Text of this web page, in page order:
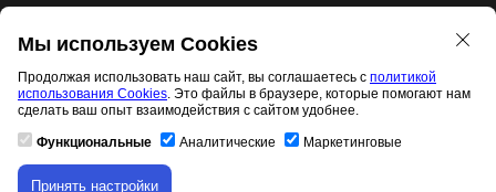
Образовательная лицензия №5257 от 09.09.2020 (Л035-
01253-67/00192487)
Мы используем Cookies
Продолжая использовать наш сайт, вы соглашаетесь с политикой
использования Cookies. Это файлы в браузере, которые помогают нам
сделать ваш опыт взаимодействия с сайтом удобнее.
Функциональные Аналитические Маркетинговые
Принять настройки